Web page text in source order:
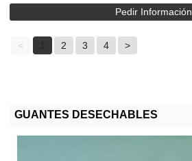
GUANTES DESECHABLES
Pedir Información
< 2 3 4 >